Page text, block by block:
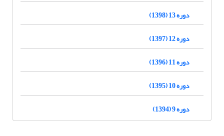
دوره 13 (1398)
دوره 12 (1397)
دوره 11 (1396)
دوره 10 (1395)
دوره 9 (1394)